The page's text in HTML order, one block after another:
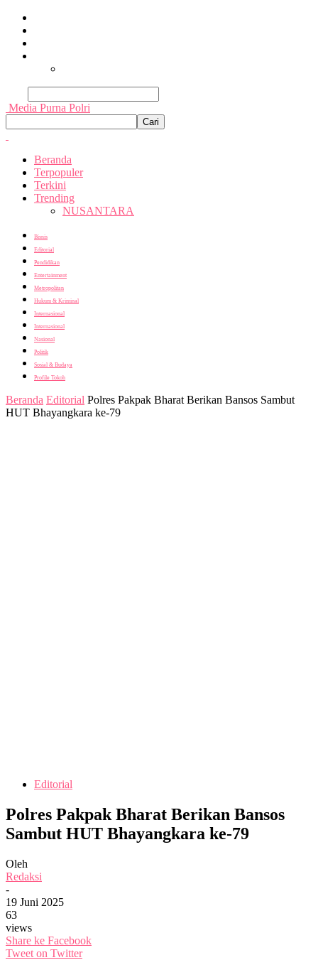
Media Purna Polri
Beranda
Terpopuler
Terkini
Trending
NUSANTARA
Bisnis
Editorial
Pendidikan
Entertainment
Metropolitan
Hukum & Kriminal
Internasional
Internasional
Nasional
Politik
Sosial & Budaya
Profile Tokoh
Beranda Editorial Polres Pakpak Bharat Berikan Bansos Sambut
HUT Bhayangkara ke-79
Editorial
Polres Pakpak Bharat Berikan Bansos
Sambut HUT Bhayangkara ke-79
Oleh
Redaksi
-
19 Juni 2025
63
views
Share ke Facebook
Tweet on Twitter